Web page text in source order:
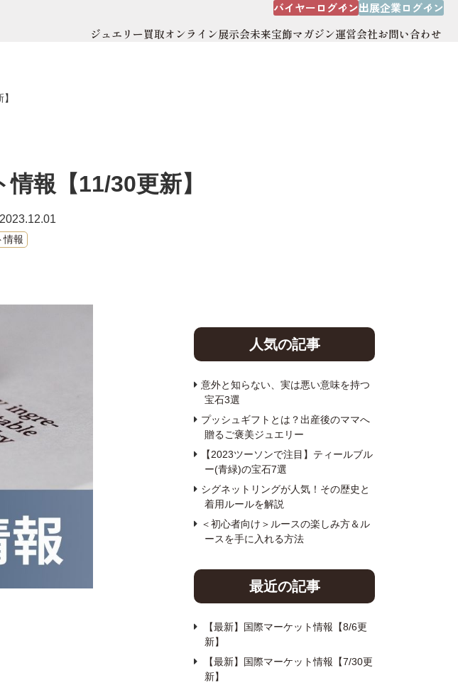
バイヤーログイン出展企業ログイン
ジュエリー買取オンライン展示会未来宝飾マガジン運営会社お問い合わせ
報【11/30更新】
2023.12.01
情報
人気の記事
意外と知らない、実は悪い意味を持つ
宝石3選
プッシュギフトとは？出産後のママへ
贈るご褒美ジュエリー
【2023ツーソンで注目】ティールブル
ー(青緑)の宝石7選
シグネットリングが人気！その歴史と
着用ルールを解説
＜初心者向け＞ルースの楽しみ方＆ル
ースを手に入れる方法
最近の記事
【最新】国際マーケット情報【8/6更
新】
【最新】国際マーケット情報【7/30更
新】